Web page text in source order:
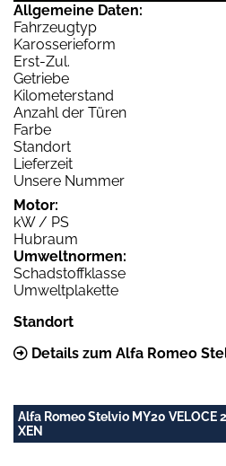
Allgemeine Daten:
Fahrzeugtyp
Karosserieform
Erst-Zul.
Getriebe
Kilometerstand
Anzahl der Türen
Farbe
Standort
Lieferzeit
Unsere Nummer
Motor:
kW / PS
Hubraum
Umweltnormen:
Schadstoffklasse
Umweltplakette
Standort
Details zum Alfa Romeo
Alfa Romeo Stelvio MY20 VELOCE
XEN